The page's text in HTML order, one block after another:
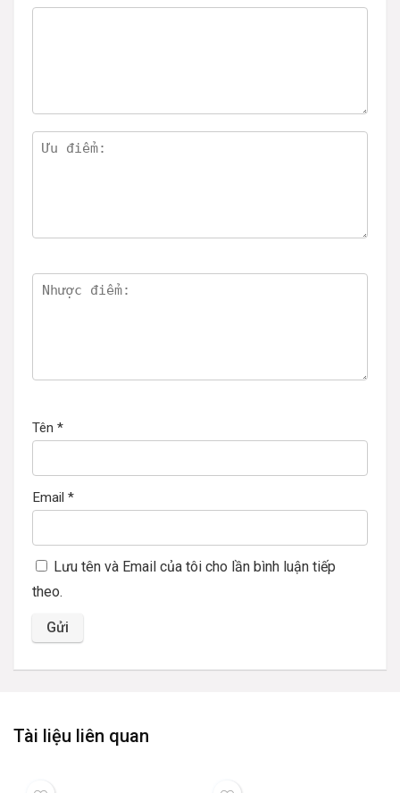
Tên *
Email *
Lưu tên và Email của tôi cho lần bình luận tiếp
theo.
Tài liệu liên quan